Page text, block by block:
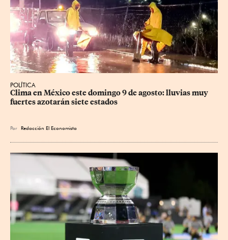
POLÍTICA
Clima en México este domingo 9 de agosto: lluvias muy
fuertes azotarán siete estados
Por Redacción El Economista